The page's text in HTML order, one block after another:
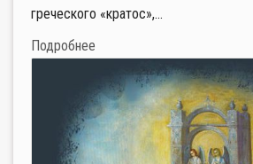
греческого «кратос»,...
Подробнее